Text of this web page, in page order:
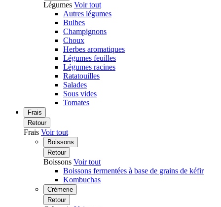
Légumes Voir tout
Autres légumes
Bulbes
Champignons
Choux
Herbes aromatiques
Légumes feuilles
Légumes racines
Ratatouilles
Salades
Sous vides
Tomates
Frais
Retour
Frais Voir tout
Boissons
Retour
Boissons Voir tout
Boissons fermentées à base de grains de kéfir
Kombuchas
Crèmerie
Retour